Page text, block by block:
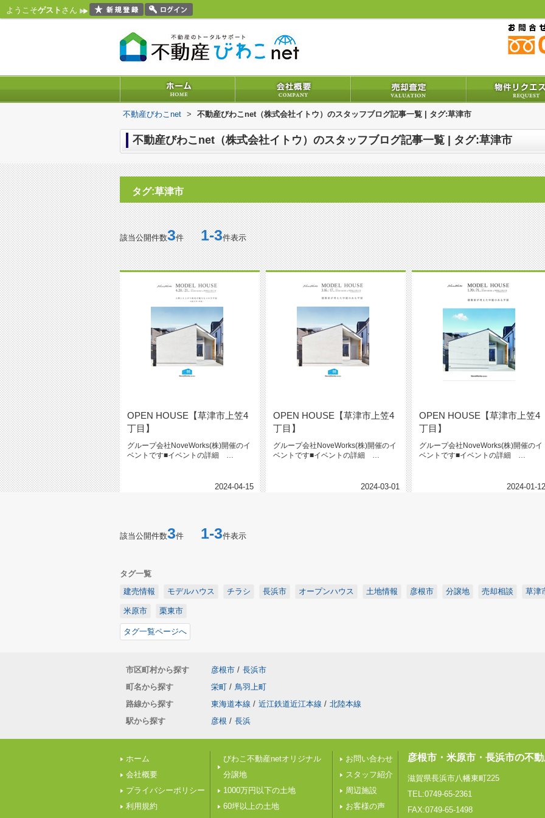
ようこそゲスト さん
不動産びわこnet > 不動産びわこnet（株式会社イトウ）のスタッフブログ記事一覧 | タグ:草津市
不動産びわこnet（株式会社イトウ）のスタッフブログ記事一覧 | タグ:草津市
タグ:草津市
該当公開件数3件1-3件表示
OPEN HOUSE【草津市上笠4
丁目】
グループ会社NoveWorks(株)開催のイ
ベントです■イベントの詳細
2024-04-15
OPEN HOUSE【草津市上笠4
丁目】
グループ会社NoveWorks(株)開催のイ
ベントです■イベントの詳細
2024-03-01
OPEN HOUSE【草津市上笠4
丁目】
グループ会社NoveWorks(株)開催のイ
ベントです■イベントの詳細
2024-01-12
該当公開件数3件 1-3件表示
タグ一覧
建売情報
モデルハウス チラシ 長浜市 オープンハウス 土地情報 彦根市 分譲地 売却相談 草津
米原市 栗東市
タグ一覧ページへ
市区町村から探す 彦根市 / 長浜市
町名から探す
栄町 / 鳥羽上町
路線から探す
東海道本線 / 近江鉄道近江本線 / 北陸本線
駅から探す
彦根 / 長浜
ホーム
会社概要
プライバシーポリシー
利用規約
びわこ不動産netオリジナル
分譲地
1000万円以下の土地
60坪以上の土地
お問い合わせ
スタッフ紹介
周辺施設
お客様の声
彦根市・米原市・長浜市の不
滋賀県長浜市八幡東町225
TEL:0749-65-2361
FAX:0749-65-1498